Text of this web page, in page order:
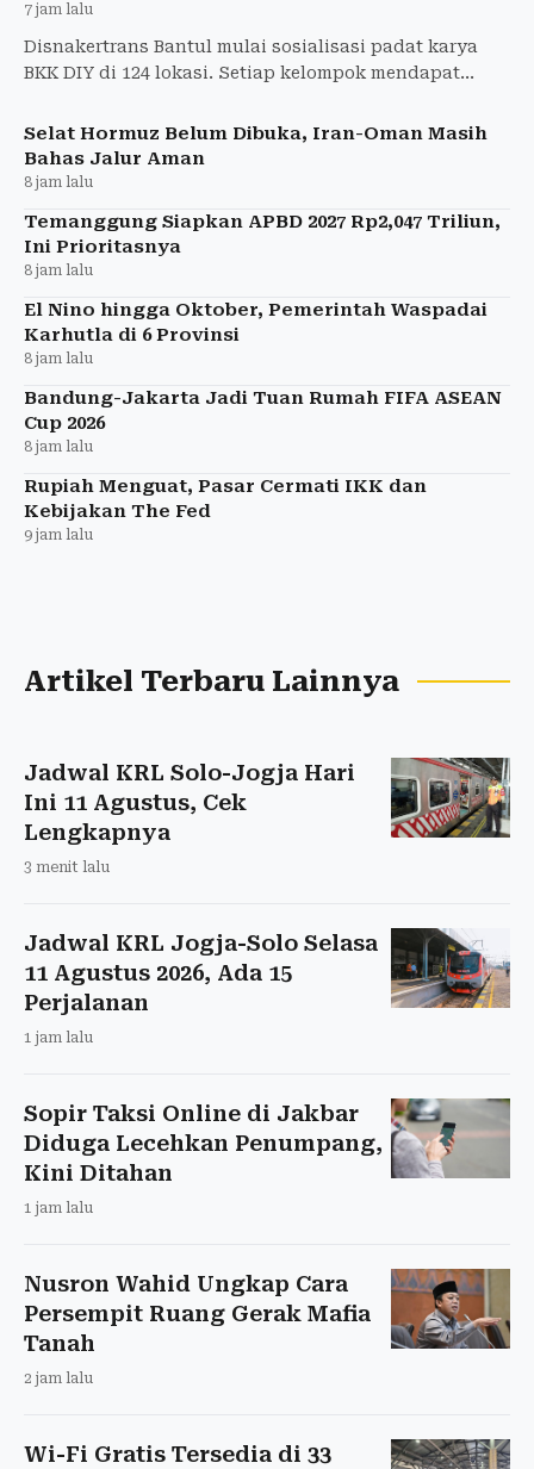
7 jam lalu
Disnakertrans Bantul mulai sosialisasi padat karya
BKK DIY di 124 lokasi. Setiap kelompok mendapat
Selat Hormuz Belum Dibuka, Iran-Oman Masih
Bahas Jalur Aman
8 jam lalu
Temanggung Siapkan APBD 2027 Rp2,047 Triliun,
Ini Prioritasnya
8 jam lalu
El Nino hingga Oktober, Pemerintah Waspadai
Karhutla di 6 Provinsi
8 jam lalu
Bandung-Jakarta Jadi Tuan Rumah FIFA ASEAN
Cup 2026
8 jam lalu
Rupiah Menguat, Pasar Cermati IKK dan
Kebijakan The Fed
9 jam lalu
Artikel Terbaru Lainnya
Jadwal KRL Solo-Jogja Hari
Ini 11 Agustus, Cek
Lengkapnya
3 menit lalu
Jadwal KRL Jogja-Solo Selasa
11 Agustus 2026, Ada 15
Perjalanan
1 jam lalu
Sopir Taksi Online di Jakbar
Diduga Lecehkan Penumpang,
Kini Ditahan
1 jam lalu
Nusron Wahid Ungkap Cara
Persempit Ruang Gerak Mafia
Tanah
2 jam lalu
Wi-Fi Gratis Tersedia di 33